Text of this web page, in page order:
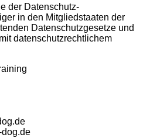
der Datenschutz-
in den Mitgliedstaaten der
Datenschutzgesetze und
datenschutzrechtlichem